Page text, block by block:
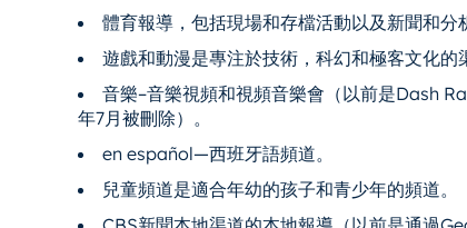
體育報導，包括現場和存檔活動以及新聞和分
遊戲和動漫是專注於技術，科幻和極客文化的
音樂–音樂視頻和視頻音樂會（以前是Dash
年7月被刪除）。
en español—西班牙語頻道。
兒童頻道是適合年幼的孩子和青少年的頻道。